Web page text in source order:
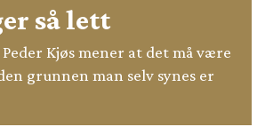
så lett
Peder Kjøs mener at det må være
grunnen man selv synes er